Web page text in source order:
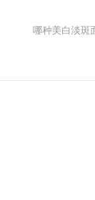
哪种美白淡斑